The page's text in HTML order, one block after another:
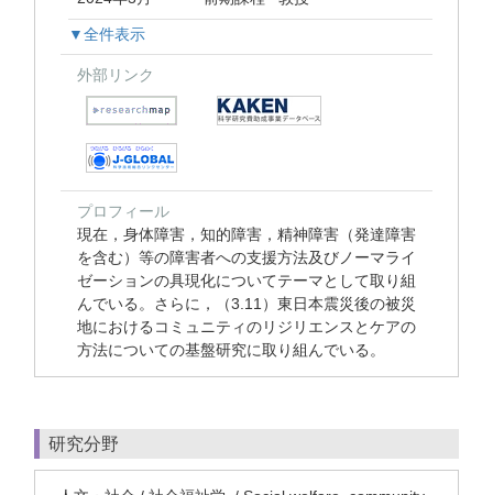
▼全件表示
外部リンク
プロフィール
現在，身体障害，知的障害，精神障害（発達障害
を含む）等の障害者への支援方法及びノーマライ
ゼーションの具現化についてテーマとして取り組
んでいる。さらに，（3.11）東日本震災後の被災
地におけるコミュニティのリジリエンスとケアの
方法についての基盤研究に取り組んでいる。
研究分野